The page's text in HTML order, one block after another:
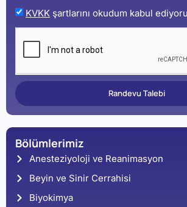
KVKK şartlarını okudum kabul
Randevu Talebi
Bölümlerimiz
Anesteziyoloji ve Reanimasyon
Beyin ve Sinir Cerrahisi
Biyokimya